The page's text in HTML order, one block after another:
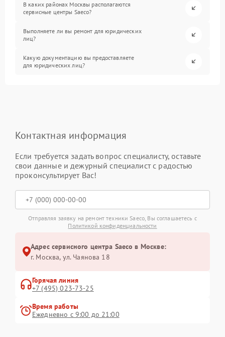
В каких районах Москвы располагаются
сервисные центры Saeco?
Выполняете ли вы ремонт для юридических
лиц?
Какую документацию вы предоставляете
для юридических лиц?
Контактная информация
Если требуется задать вопрос специалисту, оставьте
свои данные и дежурный специалист с радостью
проконсультирует Вас!
Отправляя заявку на ремонт техники Saeco, Вы соглашаетесь с
Политикой конфиденциальности
Адрес сервисного центра Saeco в Москве:
г. Москва, ул. Чаянова 18
Горячая линия
+7 (495) 023-73-25
Время работы
Ежедневно с 9:00 до 21:00